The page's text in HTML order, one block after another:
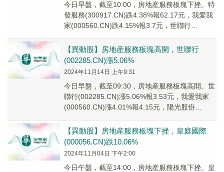
今日早盤，截至10:00，房地産服務板塊下挫。特
發服務(300917.CN)跌4.38%報62.17元，我愛我
家(000560.CN)跌4.15%報3.7元，世聯行
【異動股】房地産服務板塊高開，世聯行
(002285.CN)漲5.06%
2024年11月14日 上午9:31
今日早盤，截至09:30，房地産服務板塊高開。世
聯行(002285.CN)漲5.06%報3.53元，我愛我家
(000560.CN)漲4.01%報4.15元，陽光股份
【異動股】房地産服務板塊下挫，皇庭國際
(000056.CN)跌10.06%
2024年11月04日 下午2:00
今日午盤，截至14:00，房地産服務板塊下挫。皇